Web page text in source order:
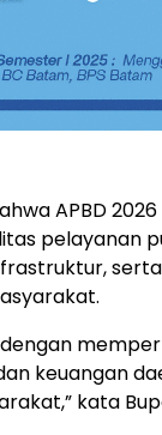
APBD
pelayanan
dengan
keuangan
kata